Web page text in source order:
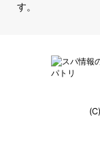
す。